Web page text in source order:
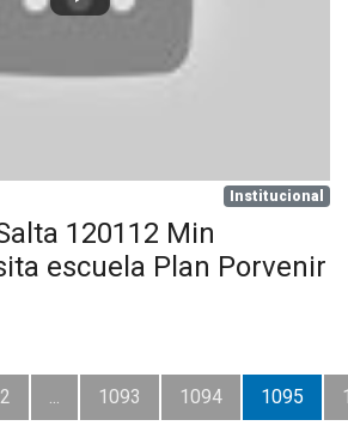
Institucional
120112 Min
escuela Plan Porvenir
2 ... 1093 1094 1095